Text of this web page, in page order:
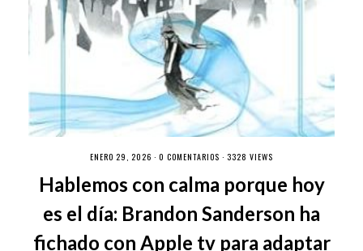
ENERO 29, 2026 · 0 COMENTARIOS · 3328 VIEWS
Hablemos con calma porque hoy
es el día: Brandon Sanderson ha
fichado con Apple tv para adaptar